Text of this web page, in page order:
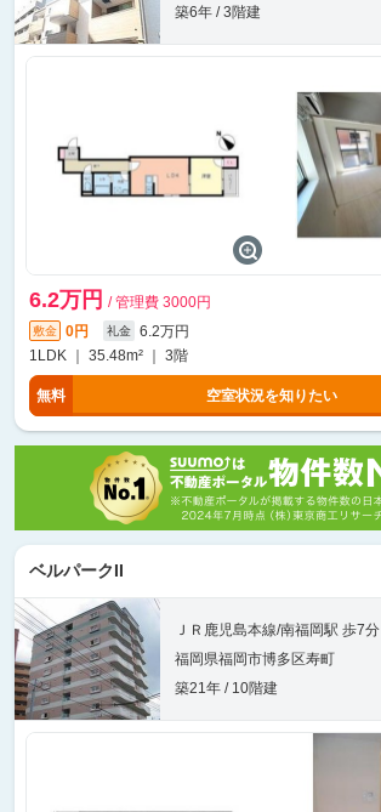
築6年 / 3階建
6.2万円 / 管理費 3000円
敷金 0円 礼金
6.2万円
1LDK ｜ 35.48m² ｜ 3階
無料 空室状況を知りたい
ベルパークII
ＪＲ鹿児島本線/南福岡駅 歩7分
福岡県福岡市博多区寿町
築21年 / 10階建